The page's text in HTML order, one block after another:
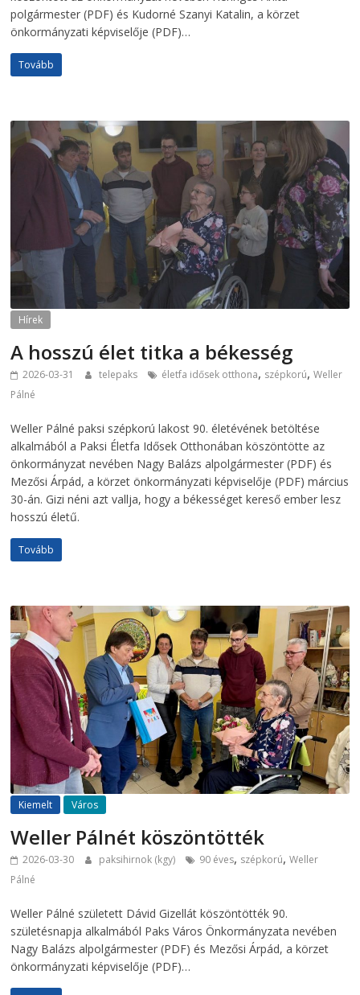
polgármester (PDF) és Kudorné Szanyi Katalin, a körzet
önkormányzati képviselője (PDF)…
Tovább
Hírek
A hosszú élet titka a békesség
2026-03-31 telepaks életfa idősek otthona, szépkorú,Weller
Pálné
Weller Pálné paksi szépkorú lakost 90. életévének betöltése
alkalmából a Paksi Életfa Idősek Otthonában köszöntötte az
önkormányzat nevében Nagy Balázs alpolgármester (PDF) és
Mezősi Árpád, a körzet önkormányzati képviselője (PDF) március
30-án. Gizi néni azt vallja, hogy a békességet kereső ember lesz
hosszú életű.
Tovább
Kiemelt Város
Weller Pálnét köszöntötték
2026-03-30 paksihirnok (kgy) 90 éves, szépkorú,Weller
Pálné
Weller Pálné született Dávid Gizellát köszöntötték 90.
születésnapja alkalmából Paks Város Önkormányzata nevében
Nagy Balázs alpolgármester (PDF) és Mezősi Árpád, a körzet
önkormányzati képviselője (PDF)…